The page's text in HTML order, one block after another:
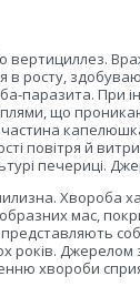
вертициллез.
в росту,
паразита. При
плями, що
повітря й
печериці.
Хвороба
мас,
років.
хвороби